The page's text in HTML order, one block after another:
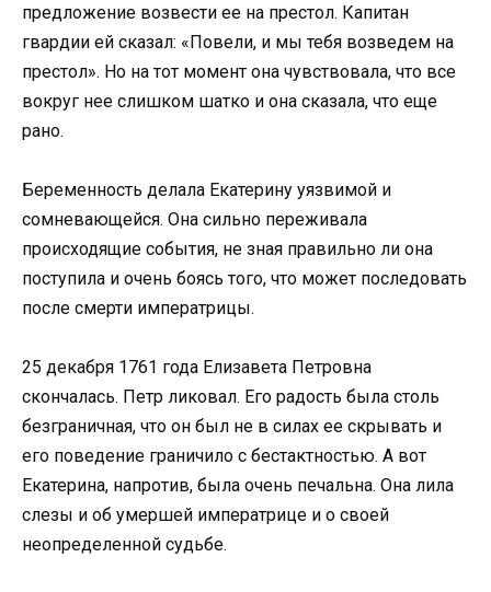
предложение возвести ее на престол. Капитан
гвардии ей сказал: «Повели, и мы тебя возведем на
престол». Но на тот момент она чувствовала, что все
вокруг нее слишком шатко и она сказала, что еще
рано.
Беременность делала Екатерину уязвимой и
сомневающейся. Она сильно переживала
происходящие события, не зная правильно ли она
поступила и очень боясь того, что может последовать
после смерти императрицы.
25 декабря 1761 года Елизавета Петровна
скончалась. Петр ликовал. Его радость была столь
безграничная, что он был не в силах ее скрывать и
его поведение граничило с бестактностью. А вот
Екатерина, напротив, была очень печальна. Она лила
слезы и об умершей императрице и о своей
неопределенной судьбе.